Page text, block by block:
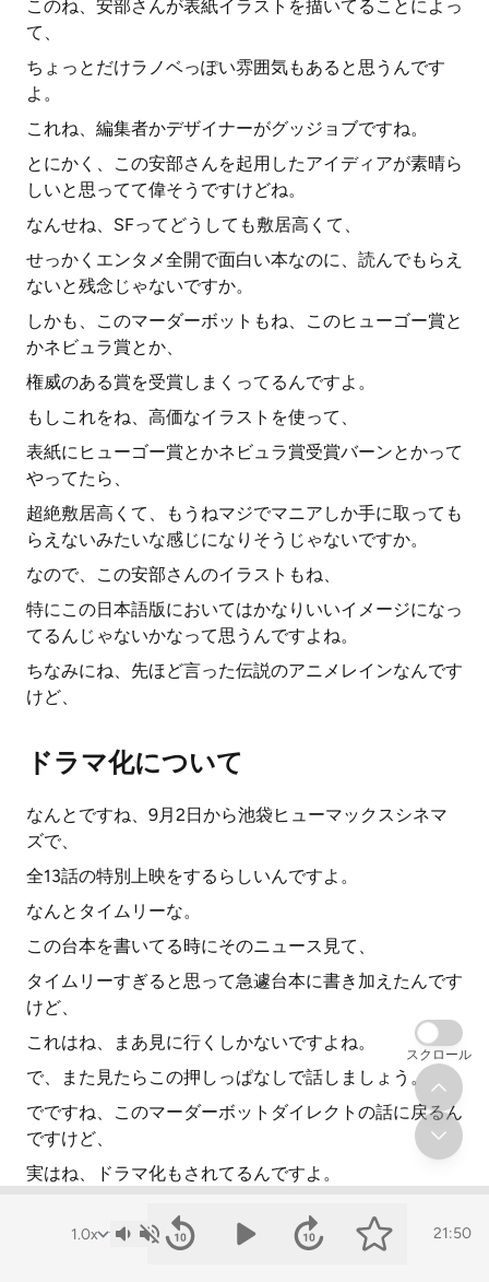
このね、安部さんが表紙イラストを描いてることによっ
て、
ちょっとだけラノベっぽい雰囲気もあると思うんです
よ。
これね、編集者かデザイナーがグッジョブですね。
とにかく、この安部さんを起用したアイディアが素晴ら
しいと思ってて偉そうですけどね。
なんせね、SFってどうしても敷居高くて、
せっかくエンタメ全開で面白い本なのに、読んでもらえ
ないと残念じゃないですか。
しかも、このマーダーボットもね、このヒューゴー賞と
かネビュラ賞とか、
権威のある賞を受賞しまくってるんですよ。
もしこれをね、高価なイラストを使って、
表紙にヒューゴー賞とかネビュラ賞受賞バーンとかって
やってたら、
超絶敷居高くて、もうねマジでマニアしか手に取っても
らえないみたいな感じになりそうじゃないですか。
なので、この安部さんのイラストもね、
特にこの日本語版においてはかなりいいイメージになっ
てるんじゃないかなって思うんですよね。
ちなみにね、先ほど言った伝説のアニメレインなんです
けど、
ドラマ化について
なんとですね、9月2日から池袋ヒューマックスシネマ
ズで、
全13話の特別上映をするらしいんですよ。
なんとタイムリーな。
この台本を書いてる時にそのニュース見て、
タイムリーすぎると思って急遽台本に書き加えたんです
けど、
これはね、まあ見に行くしかないですよね。
で、また見たらこの押しっぱなしで話しましょう。
でですね、このマーダーボットダイレクトの話に戻るん
ですけど、
実はね、ドラマ化もされてるんですよ。
まあごめんなさい、正直ね、僕まだ見てないんですけ21:50
スクロール